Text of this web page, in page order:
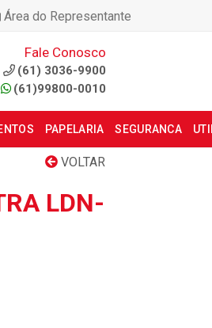
Área do Representante
Fale Conosco
(61) 3036-9900
(61)99800-0010
PAPELARIA SEGURANCA
VOLTAR
LDN-